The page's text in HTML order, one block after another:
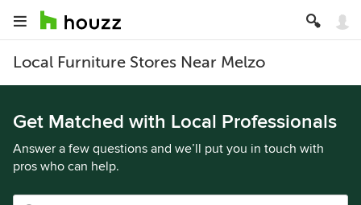
Local Furniture Stores Near Melzo
Get Matched with Local Professionals
Answer a few questions and we’ll put you in touch with
pros who can help.